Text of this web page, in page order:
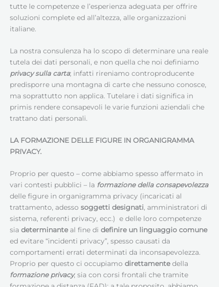
tutte le competenze e l’esperienza adeguata per offrire
soluzioni complete ed all’altezza, alle organizzazioni
italiane.
La nostra consulenza ha lo scopo di determinare una reale
tutela dei dati personali, e non quella che noi definiamo
privacy sulla carta; infatti rireniamo controproducente
predisporre una montagna di carte che nessuno conosce,
ma soprattutto non applica. Tutelare i dati significa in
primis rendere consapevoli le varie funzioni aziendali che
trattano dati personali.
LA FORMAZIONE DELLE FIGURE IN ORGANIGRAMMA
PRIVACY.
Proprio per questo – come abbiamo spesso affermato in
vari contesti pubblici – la formazione della consapevolezza
delle figure in organigramma privacy (incaricati al
trattamento, adesso soggetti designati, amministratori di
sistema, referenti privacy, ecc.) e delle loro competenze
sia determinante al fine di definire un linguaggio comune
ed evitare “incidenti privacy”, spesso causati da
comportamenti errati determinati da inconsapevolezza.
Proprio per questo ci occupiamo direttamentedella
formazione privacy, sia con corsi frontali che tramite